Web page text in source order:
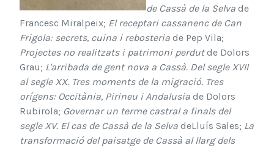
de Cassà de la Selva de
Francesc Miralpeix; El receptari cassanenc de Can
Frigola: secrets, cuina i rebosteria de Pep Vila;
Projectes no realitzats i patrimoni perdutde Dolors
Grau; L'arribada de gent nova a Cassà. Del segle XVII
al segle XX. Tres moments de la migració. Tres
orígens: Occitània, Pirineu i Andalusia de Dolors
Rubirola; Governar un terme castral a finals del
segle XV. El cas de Cassà de la Selva deLluís Sales; La
transformació del paisatge de Cassà al llarg dels